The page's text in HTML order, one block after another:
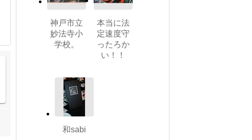
神戸市立
妙法寺小
学校。
本当に法
定速度守
ったろか
い！！
和sabi